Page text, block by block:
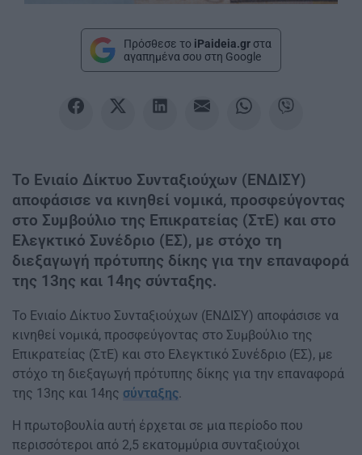
Πρόσθεσε το iPaideia.gr στα
αγαπημένα σου στη Google
Το Ενιαίο Δίκτυο Συνταξιούχων (ΕΝΔΙΣΥ)
αποφάσισε να κινηθεί νομικά, προσφεύγοντας
στο Συμβούλιο της Επικρατείας (ΣτΕ) και στο
Ελεγκτικό Συνέδριο (ΕΣ), με στόχο τη
διεξαγωγή πρότυπης δίκης για την επαναφορά
της 13ης και 14ης σύνταξης.
Το Ενιαίο Δίκτυο Συνταξιούχων (ΕΝΔΙΣΥ) αποφάσισε να
κινηθεί νομικά, προσφεύγοντας στο Συμβούλιο της
Επικρατείας (ΣτΕ) και στο Ελεγκτικό Συνέδριο (ΕΣ), με
στόχο τη διεξαγωγή πρότυπης δίκης για την επαναφορά
της 13ης και 14ης σύνταξης.
Η πρωτοβουλία αυτή έρχεται σε μια περίοδο που
περισσότεροι από 2,5 εκατομμύρια συνταξιούχοι